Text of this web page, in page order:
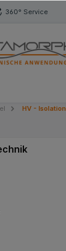
360° Service
HV - Isolation